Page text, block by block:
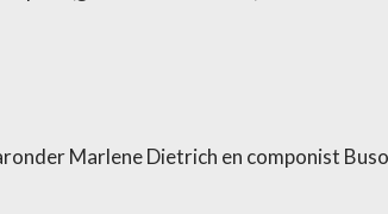
Marlene Dietrich en componist